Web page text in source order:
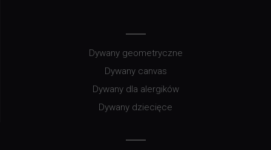
Dywany geometryczne
Dywany canvas
Dywany dla alergików
Dywany dziecięce